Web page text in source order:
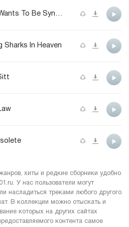
Information Wants To Be Syndicated
Sharks In Heaven
хиты и редкие сборники удобно
У нас пользователи могут
насладиться треками любого другого
В коллекции можно отыскать и
которых на других сайтах
контента самое